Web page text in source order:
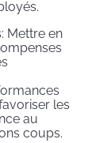
Mettre en
les
au
coups.